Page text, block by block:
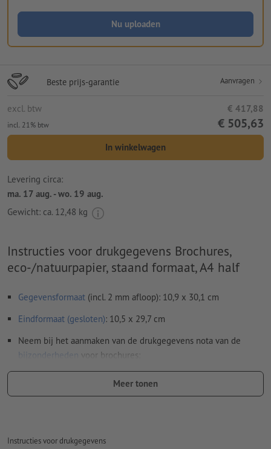
Nu uploaden
Beste prijs-garantie Aanvragen
excl. btw € 417,88
incl. 21% btw € 505,63
In winkelwagen
Levering circa:
ma. 17 aug. - wo. 19 aug.
Gewicht: ca. 12,48 kg
Instructies voor drukgegevens Brochures,
eco-/natuurpapier, staand formaat, A4 half
Gegevensformaat (incl. 2 mm afloop): 10,9 x 30,1 cm
Eindformaat (gesloten): 10,5 x 29,7 cm
Neem bij het aanmaken van de drukgegevens nota van de
bijzonderheden
voor brochures:
Paginavolgorde:
daarvoor hebben wij een pdf-bestand met doorlopende
Meer tonen
Instructies voor drukgegevens